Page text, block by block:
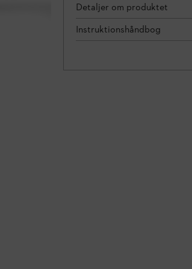
Detaljer om produktet
Instruktionshåndbog